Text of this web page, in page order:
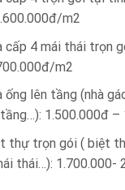
m2
cấp 4 mái thái trọn
m2
ống lên tầng (nhà
1.500.000đ –
thự trọn gói ( biệt
thái…): 1.700.000-